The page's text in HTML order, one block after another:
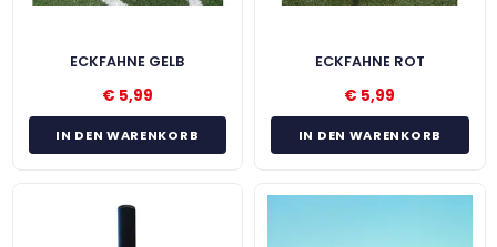
ECKFAHNE GELB
€ 5,99
IN DEN WARENKORB
ECKFAHNE ROT
€ 5,99
IN DEN WARENKORB